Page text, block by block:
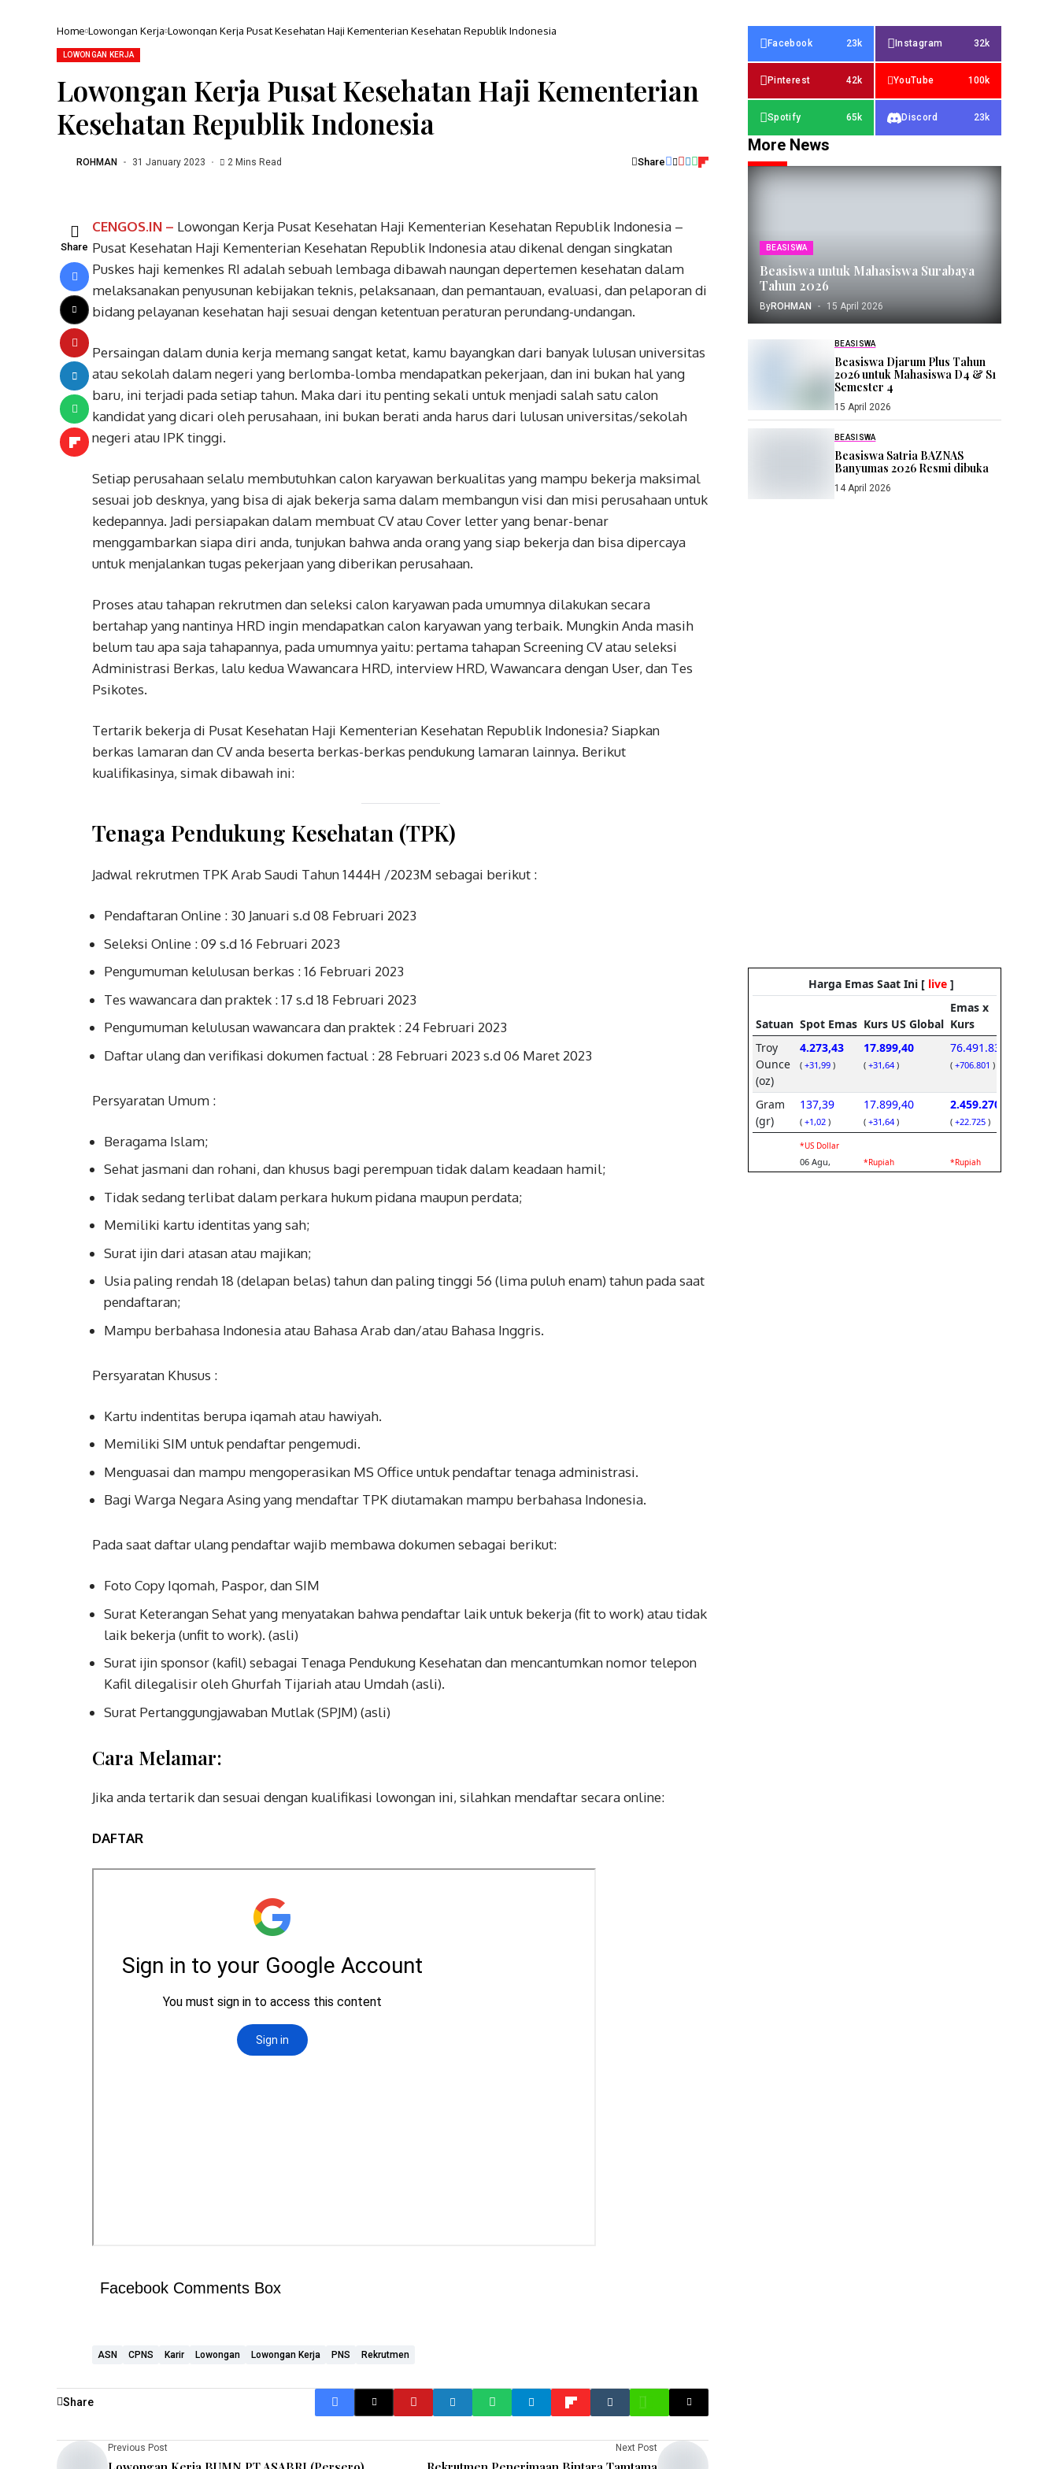
Home Lowongan Kerja Lowongan Kerja Pusat Kesehatan Haji Kementerian Kesehatan Republik Indonesia
LOWONGAN KERJA
Lowongan Kerja Pusat Kesehatan Haji Kementerian
Kesehatan Republik Indonesia
ROHMAN 31 January 2023 2 Mins Read Share
Share
CENGOS.IN – Lowongan Kerja Pusat Kesehatan Haji Kementerian Kesehatan Republik Indonesia –
Pusat Kesehatan Haji Kementerian Kesehatan Republik Indonesia atau dikenal dengan singkatan
Puskes haji kemenkes RI adalah sebuah lembaga dibawah naungan depertemen kesehatan dalam
melaksanakan penyusunan kebijakan teknis, pelaksanaan, dan pemantauan, evaluasi, dan pelaporan di
bidang pelayanan kesehatan haji sesuai dengan ketentuan peraturan perundang-undangan.
Persaingan dalam dunia kerja memang sangat ketat, kamu bayangkan dari banyak lulusan universitas
atau sekolah dalam negeri yang berlomba-lomba mendapatkan pekerjaan, dan ini bukan hal yang
baru, ini terjadi pada setiap tahun. Maka dari itu penting sekali untuk menjadi salah satu calon
kandidat yang dicari oleh perusahaan, ini bukan berati anda harus dari lulusan universitas/sekolah
negeri atau IPK tinggi.
Setiap perusahaan selalu membutuhkan calon karyawan berkualitas yang mampu bekerja maksimal
sesuai job desknya, yang bisa di ajak bekerja sama dalam membangun visi dan misi perusahaan untuk
kedepannya. Jadi persiapakan dalam membuat CV atau Cover letter yang benar-benar
menggambarkan siapa diri anda, tunjukan bahwa anda orang yang siap bekerja dan bisa dipercaya
untuk menjalankan tugas pekerjaan yang diberikan perusahaan.
Proses atau tahapan rekrutmen dan seleksi calon karyawan pada umumnya dilakukan secara
bertahap yang nantinya HRD ingin mendapatkan calon karyawan yang terbaik. Mungkin Anda masih
belum tau apa saja tahapannya, pada umumnya yaitu: pertama tahapan Screening CV atau seleksi
Administrasi Berkas, lalu kedua Wawancara HRD, interview HRD, Wawancara dengan User, dan Tes
Psikotes.
Tertarik bekerja di Pusat Kesehatan Haji Kementerian Kesehatan Republik Indonesia? Siapkan
berkas lamaran dan CV anda beserta berkas-berkas pendukung lamaran lainnya. Berikut
kualifikasinya, simak dibawah ini:
Tenaga Pendukung Kesehatan (TPK)
Jadwal rekrutmen TPK Arab Saudi Tahun 1444H /2023M sebagai berikut :
Pendaftaran Online : 30 Januari s.d 08 Februari 2023
Seleksi Online : 09 s.d 16 Februari 2023
Pengumuman kelulusan berkas : 16 Februari 2023
Tes wawancara dan praktek : 17 s.d 18 Februari 2023
Pengumuman kelulusan wawancara dan praktek : 24 Februari 2023
Daftar ulang dan verifikasi dokumen factual : 28 Februari 2023 s.d 06 Maret 2023
Persyaratan Umum :
Beragama Islam;
Sehat jasmani dan rohani, dan khusus bagi perempuan tidak dalam keadaan hamil;
Tidak sedang terlibat dalam perkara hukum pidana maupun perdata;
Memiliki kartu identitas yang sah;
Surat ijin dari atasan atau majikan;
Usia paling rendah 18 (delapan belas) tahun dan paling tinggi 56 (lima puluh enam) tahun pada saat
pendaftaran;
Mampu berbahasa Indonesia atau Bahasa Arab dan/atau Bahasa Inggris.
Persyaratan Khusus :
Kartu indentitas berupa iqamah atau hawiyah.
Memiliki SIM untuk pendaftar pengemudi.
Menguasai dan mampu mengoperasikan MS Office untuk pendaftar tenaga administrasi.
Bagi Warga Negara Asing yang mendaftar TPK diutamakan mampu berbahasa Indonesia.
Pada saat daftar ulang pendaftar wajib membawa dokumen sebagai berikut:
Foto Copy Iqomah, Paspor, dan SIM
Surat Keterangan Sehat yang menyatakan bahwa pendaftar laik untuk bekerja (fit to work) atau tidak
laik bekerja (unfit to work). (asli)
Surat ijin sponsor (kafil) sebagai Tenaga Pendukung Kesehatan dan mencantumkan nomor telepon
Kafil dilegalisir oleh Ghurfah Tijariah atau Umdah (asli).
Surat Pertanggungjawaban Mutlak (SPJM) (asli)
Cara Melamar:
Jika anda tertarik dan sesuai dengan kualifikasi lowongan ini, silahkan mendaftar secara online:
DAFTAR
Facebook Comments Box
ASN CPNS Karir Lowongan Lowongan Kerja PNS Rekrutmen
Share
Previous Post Next Post
Facebook 23k Instagram 32k
Pinterest 42k YouTube 100k
Spotify 65k Discord 23k
More News
BEASISWA
Beasiswa untuk Mahasiswa Surabaya
Tahun 2026
ByROHMAN 15 April 2026
BEASISWA
Beasiswa Djarum Plus Tahun
2026 untuk Mahasiswa D4 & S1
Semester 4
15 April 2026
BEASISWA
Beasiswa Satria BAZNAS
Banyumas 2026 Resmi dibuka
14 April 2026